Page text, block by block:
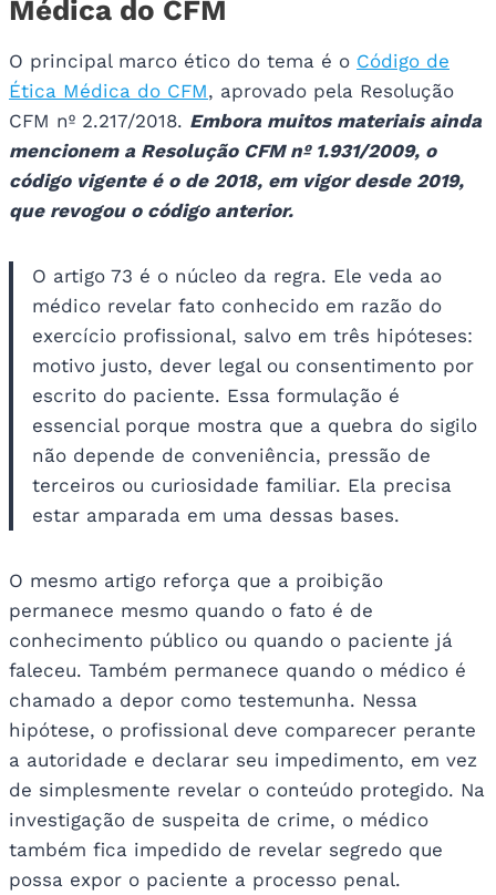
Médica do CFM
O principal marco ético do tema é o Código de
Ética Médica do CFM, aprovado pela Resolução
CFM nº 2.217/2018. Embora muitos materiais ainda
mencionem a Resolução CFM nº 1.931/2009, o
código vigente é o de 2018, em vigor desde 2019,
que revogou o código anterior.
O artigo 73 é o núcleo da regra. Ele veda ao
médico revelar fato conhecido em razão do
exercício profissional, salvo em três hipóteses:
motivo justo, dever legal ou consentimento por
escrito do paciente. Essa formulação é
essencial porque mostra que a quebra do sigilo
não depende de conveniência, pressão de
terceiros ou curiosidade familiar. Ela precisa
estar amparada em uma dessas bases.
O mesmo artigo reforça que a proibição
permanece mesmo quando o fato é de
conhecimento público ou quando o paciente já
faleceu. Também permanece quando o médico é
chamado a depor como testemunha. Nessa
hipótese, o profissional deve comparecer perante
a autoridade e declarar seu impedimento, em vez
de simplesmente revelar o conteúdo protegido. Na
investigação de suspeita de crime, o médico
também fica impedido de revelar segredo que
possa expor o paciente a processo penal.